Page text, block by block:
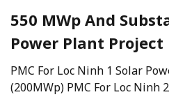
550 MWp And
Power Plant Project
PMC For Loc Ninh 1 Solar Power Plant Project
(200MWp) PMC For Loc Ninh 2 Solar Power Plant